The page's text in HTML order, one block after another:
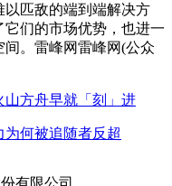
匹敌的端到端解决方
们的市场优势，也进一
。雷峰网雷峰网(公众
山方舟早就「刻」进
为何被追随者反超